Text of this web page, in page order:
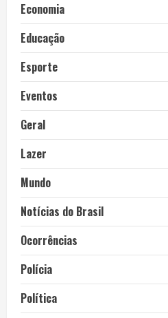
Economia
Educação
Esporte
Eventos
Geral
Lazer
Mundo
Notícias do Brasil
Ocorrências
Polícia
Política